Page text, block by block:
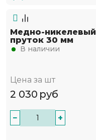
Медно-никелевый
пруток 30 мм
В наличии
Цена за шт
2 030 руб
− +